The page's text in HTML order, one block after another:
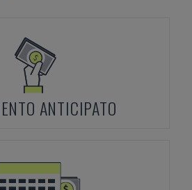
ANTICIPATO